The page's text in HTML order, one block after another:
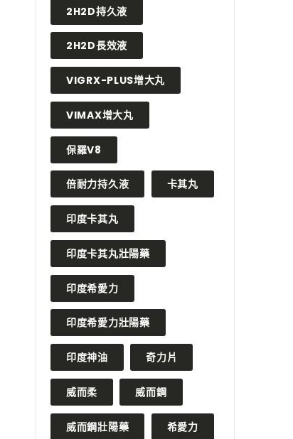
2H2D持久液
2H2D長效液
VIGRX-PLUS增大丸
VIMAX增大丸
保羅V8
倍耐力持久液 卡其丸
印度卡其丸
印度卡其丸壯陽藥
印度希愛力
印度希愛力壯陽藥
印度神油 奇力片
威而柔 威而鋼
威而鋼壯陽藥 希愛力